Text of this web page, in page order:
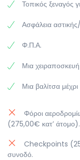
Τοπικός ξεναγός
Ασφάλεια
Φ.Π.Α.
Μια χειραποσκευή
Μια βαλίτσα μέχρι
Φόροι
(275,00€ κατ’ άτομο).
Checkpoints
συνοδό.